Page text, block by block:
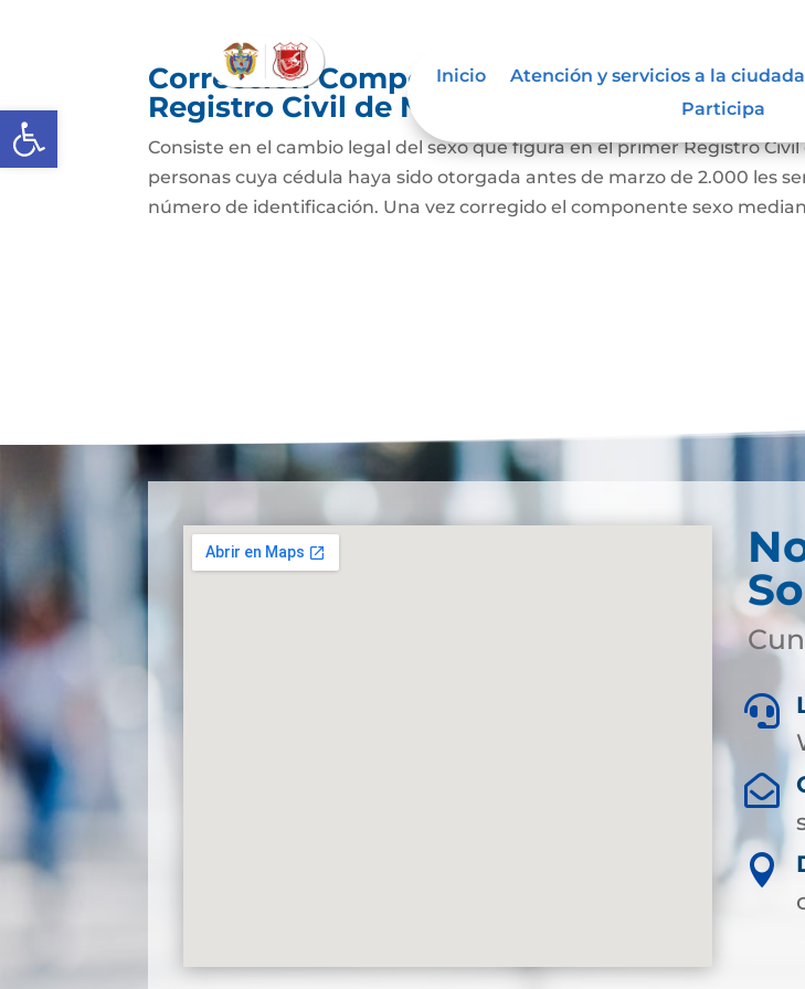
Abrir barra de herramientas
Inicio Atención y servicios a la
Participa
Corrección Componente de Identidad
Registro Civil de Nacimiento
Consiste en el cambio legal del sexo que figura en el primer Registro
personas cuya cédula haya sido otorgada antes de marzo de 2.000 les
número de identificación. Una vez corregido el componente sexo


